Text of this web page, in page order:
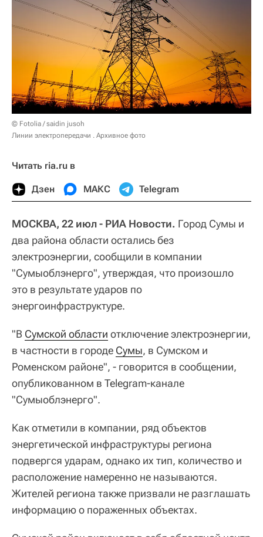
© Fotolia / saidin jusoh
Линии электропередачи . Архивное фото
Читать ria.ru в
Дзен МАКС Telegram
МОСКВА, 22 июл - РИА Новости. Город Сумы и
два района области остались без
электроэнергии, сообщили в компании
"Сумыоблэнерго", утверждая, что произошло
это в результате ударов по
энергоинфраструктуре.
"В Сумской области отключение электроэнергии,
в частности в городе Сумы, в Сумском и
Роменском районе", - говорится в сообщении,
опубликованном в Telegram-канале
"Сумыоблэнерго".
Как отметили в компании, ряд объектов
энергетической инфраструктуры региона
подвергся ударам, однако их тип, количество и
расположение намеренно не называются.
Жителей региона также призвали не разглашать
информацию о пораженных объектах.